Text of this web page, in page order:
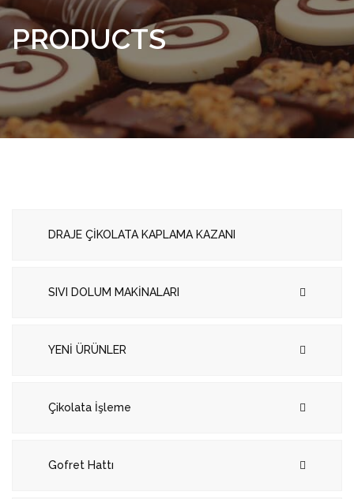
PRODUCTS
DRAJE ÇİKOLATA KAPLAMA KAZANI
SIVI DOLUM MAKİNALARI
YENİ ÜRÜNLER
Çikolata İşleme
Gofret Hattı